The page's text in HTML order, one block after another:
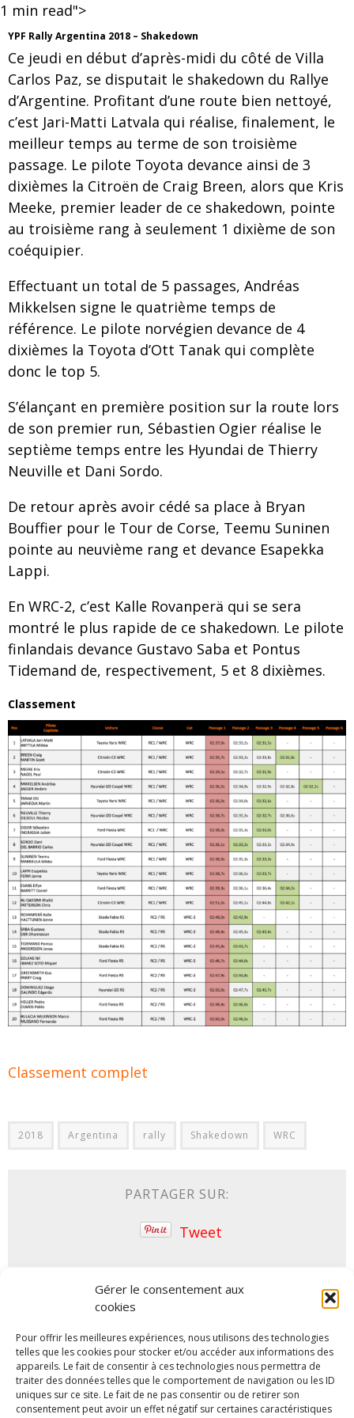
Gérer le consentement aux
cookies
Pour offrir les meilleures expériences, nous utilisons des technologies
telles que les cookies pour stocker et/ou accéder aux informations des
appareils. Le fait de consentir à ces technologies nous permettra de
traiter des données telles que le comportement de navigation ou les ID
uniques sur ce site. Le fait de ne pas consentir ou de retirer son
consentement peut avoir un effet négatif sur certaines caractéristiques
1 min read">
YPF Rally Argentina 2018 – Shakedown
Ce jeudi en début d’après-midi du côté de Villa
Carlos Paz, se disputait le shakedown du Rallye
d’Argentine. Profitant d’une route bien nettoyé,
c’est Jari-Matti Latvala qui réalise, finalement, le
meilleur temps au terme de son troisième
passage. Le pilote Toyota devance ainsi de 3
dixièmes la Citroën de Craig Breen, alors que Kris
Meeke, premier leader de ce shakedown, pointe
au troisième rang à seulement 1 dixième de son
coéquipier.
Effectuant un total de 5 passages, Andréas
Mikkelsen signe le quatrième temps de
référence. Le pilote norvégien devance de 4
dixièmes la Toyota d’Ott Tanak qui complète
donc le top 5.
S’élançant en première position sur la route lors
de son premier run, Sébastien Ogier réalise le
septième temps entre les Hyundai de Thierry
Neuville et Dani Sordo.
De retour après avoir cédé sa place à Bryan
Bouffier pour le Tour de Corse, Teemu Suninen
pointe au neuvième rang et devance Esapekka
Lappi.
En WRC-2, c’est Kalle Rovanperä qui se sera
montré le plus rapide de ce shakedown. Le pilote
finlandais devance Gustavo Saba et Pontus
Tidemand de, respectivement, 5 et 8 dixièmes.
Classement
Classement complet
2018 Argentina rally Shakedown WRC
PARTAGER SUR:
Tweet
ARTICLES SIMILAIRES